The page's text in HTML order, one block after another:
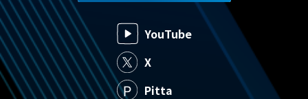
YouTube
X
Pitta